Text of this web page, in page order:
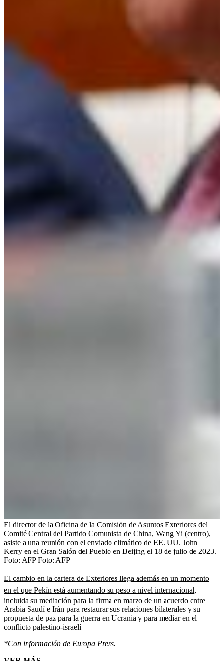
El director de la Oficina de la Comisión de Asuntos Exteriores del
Comité Central del Partido Comunista de China, Wang Yi (centro),
asiste a una reunión con el enviado climático de EE. UU. John
Kerry en el Gran Salón del Pueblo en Beijing el 18 de julio de 2023.
Foto: AFPFoto: AFP
El cambio en la cartera de Exteriores llega además en un momento
en el que Pekín está aumentando su peso a nivel internacional,
incluida su mediación para la firma en marzo de un acuerdo entre
Arabia Saudí e Irán para restaurar sus relaciones bilaterales y su
propuesta de paz para la guerra en Ucrania y para mediar en el
conflicto palestino-israelí.
*Con información de Europa Press.